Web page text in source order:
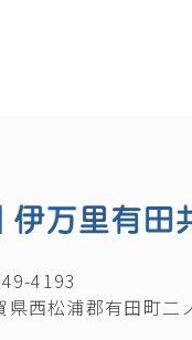
4193
県西松浦郡有田町二